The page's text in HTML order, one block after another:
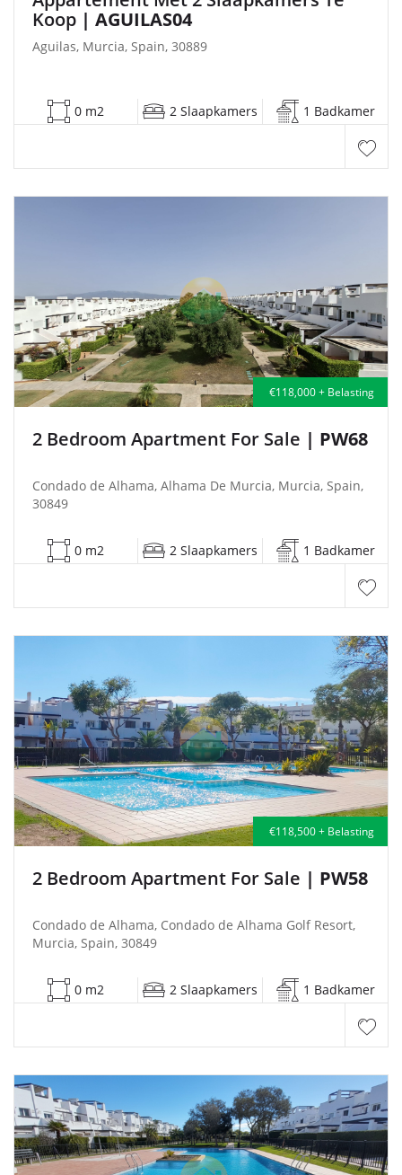
Koop | AGUILAS04
Aguilas, Murcia, Spain, 30889
0 m2 2 Slaapkamers 1 Badkamer
€118,000 + Belasting
2 Bedroom Apartment For Sale | PW68
Condado de Alhama, Alhama De Murcia, Murcia, Spain,
30849
0 m2 2 Slaapkamers 1 Badkamer
€118,500 + Belasting
2 Bedroom Apartment For Sale | PW58
Condado de Alhama, Condado de Alhama Golf Resort,
Murcia, Spain, 30849
0 m2 2 Slaapkamers 1 Badkamer